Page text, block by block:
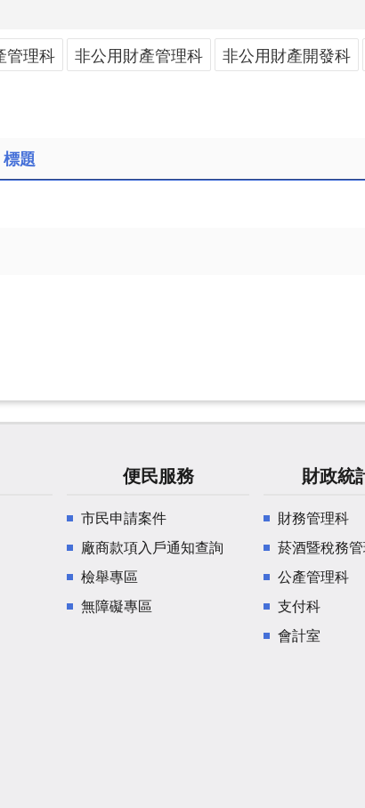
管理科 非公用財產管理科 非公用財產開發科
標題
便民服務
市民申請案件
廠商款項入戶通知查詢
檢舉專區
無障礙專區
財政統
財務管理科
菸酒暨稅務
公產管理科
支付科
會計室